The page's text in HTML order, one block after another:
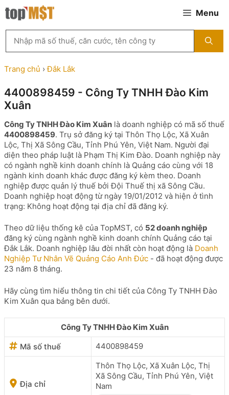
Chuyển
đến
Menu
kiếm
MST
theo
tên
ty,
người
diện
hoặc
mã
số
thuế
...
Trang chủ ›Đắk Lắk
4400898459 - Công Ty TNHH Đào Kim
Xuân
Công Ty TNHH Đào Kim Xuân là doanh nghiệp có mã số thuế
4400898459. Trụ sở đăng ký tại Thôn Thọ Lộc, Xã Xuân
Lộc, Thị Xã Sông Cầu, Tỉnh Phú Yên, Việt Nam. Người đại
diện theo pháp luật là Phạm Thị Kim Đào. Doanh nghiệp này
có ngành nghề kinh doanh chính là Quảng cáo cùng với 18
ngành kinh doanh khác được đăng ký kèm theo. Doanh
nghiệp được quản lý thuế bởi Đội Thuế thị xã Sông Cầu.
Doanh nghiệp hoạt động từ ngày 19/01/2012 và hiện ở tình
trạng: Không hoạt động tại địa chỉ đã đăng ký.
Theo dữ liệu thống kê của TopMST, có 52 doanh nghiệp
đăng ký cùng ngành nghề kinh doanh chính Quảng cáo tại
Đắk Lắk. Doanh nghiệp lâu đời nhất còn hoạt động là Doanh
Nghiệp Tư Nhân Vẽ Quảng Cáo Anh Đức - đã hoạt động được
23 năm 8 tháng.
Hãy cùng tìm hiểu thông tin chi tiết của Công Ty TNHH Đào
Kim Xuân qua bảng bên dưới.
Công Ty TNHH Đào Kim Xuân
Mã số thuế
4400898459
Địa chỉ
Thôn Thọ Lộc, Xã Xuân Lộc, Thị
Xã Sông Cầu, Tỉnh Phú Yên, Việt
Nam